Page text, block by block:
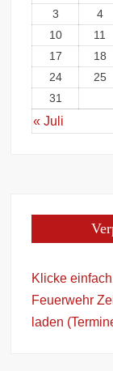
3
4
10
11
17
18
24
25
31
« Juli
Klicke
Feuerwehr
laden